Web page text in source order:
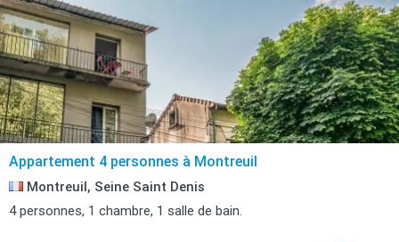
Appartement 4 personnes à Montreuil
Montreuil, Seine Saint Denis
4 personnes, 1 chambre, 1 salle de bain.